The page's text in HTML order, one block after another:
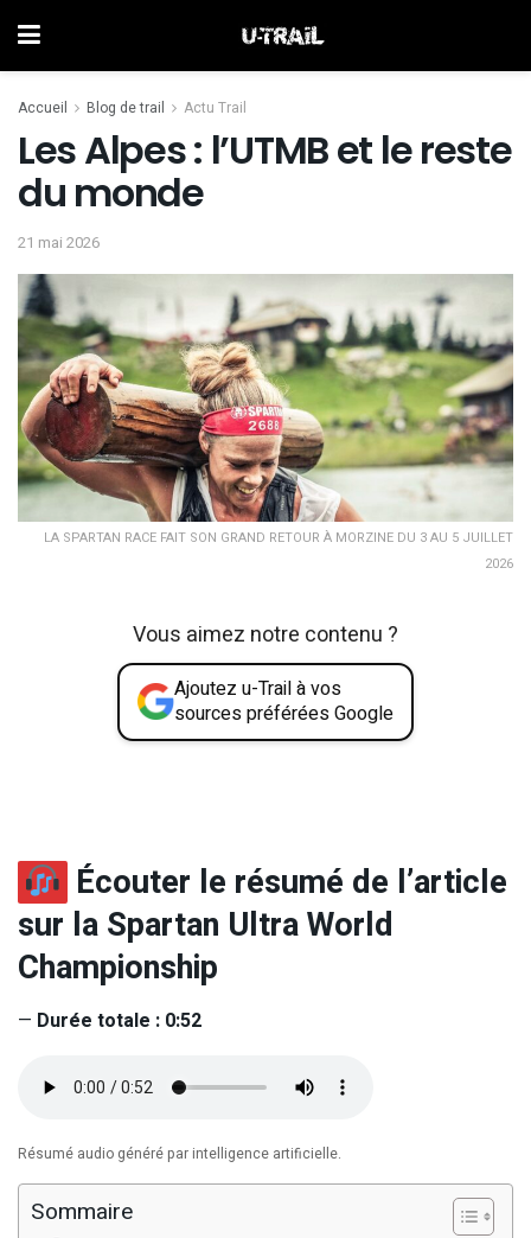
Accueil Blog de trail Actu Trail
Les Alpes : l’UTMB et le reste
du monde
21 mai 2026
LA SPARTAN RACE FAIT SON GRAND RETOUR À MORZINE DU 3 AU 5 JUILLET
2026
Vous aimez notre contenu ?
Ajoutez u-Trail à vos
sources préférées Google
Écouter le résumé de l’article
sur la Spartan Ultra World
Championship
— Durée totale : 0:52
Résumé audio généré par intelligence artificielle.
Sommaire